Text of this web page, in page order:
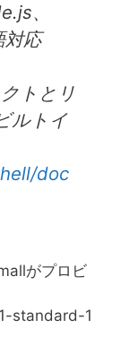
、
対応
トとリ
ルトイ
doc
がプロビ
standard-1